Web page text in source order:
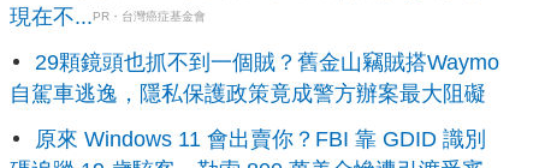
現在不...PR・台灣癌症基金會
29顆鏡頭也抓不到一個賊？舊金山竊賊搭Waymo
自駕車逃逸，隱私保護政策竟成警方辦案最大阻礙
原來 Windows 11 會出賣你？FBI 靠 GDID 識別